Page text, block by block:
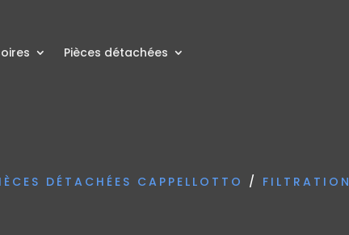
Pièces détachées
DÉTACHÉES CAPPELLOTTO / FILTRATION